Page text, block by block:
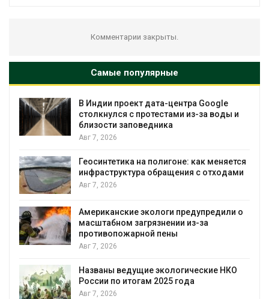
Комментарии закрыты.
Самые популярные
В Индии проект дата-центра Google
столкнулся с протестами из-за воды и
близости заповедника
Авг 7, 2026
Геосинтетика на полигоне: как меняется
инфраструктура обращения с отходами
Авг 7, 2026
Американские экологи предупредили о
масштабном загрязнении из-за
противопожарной пены
Авг 7, 2026
Названы ведущие экологические НКО
России по итогам 2025 года
Авг 7, 2026